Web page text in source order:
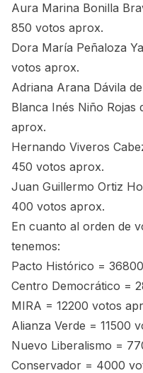
Aura Marina Bonilla
850 votos aprox.
Dora María Peñaloza
votos aprox.
Adriana Arana Dávila
Blanca Inés Niño Rojas
aprox.
Hernando Viveros
450 votos aprox.
Juan Guillermo Ortiz
400 votos aprox.
En cuanto al orden de
tenemos:
Pacto Histórico =
Centro Democrático =
MIRA = 12200 votos
Alianza Verde = 11500
Nuevo Liberalismo =
Conservador = 4000